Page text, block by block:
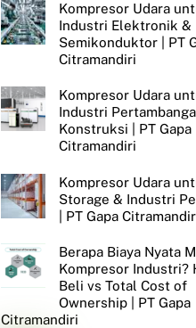
Kompresor Udara
Industri Elektronik &
Semikonduktor | PT
Citramandiri
Kompresor Udara
Industri
Konstruksi | PT Gapa
Citramandiri
Kompresor Udara
Storage & Industri
| PT Gapa
Berapa Biaya Nyata
Kompresor Industri?
Beli vs Total Cost of
Ownership | PT Gapa
Citramandiri